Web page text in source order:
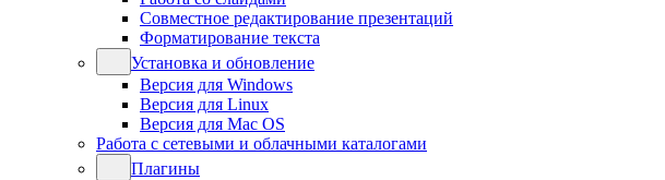
Совместное редактирование презентаций
Форматирование текста
Установка и обновление
Версия для Windows
Версия для Linux
Версия для Mac OS
Работа с сетевыми и облачными каталогами
Плагины